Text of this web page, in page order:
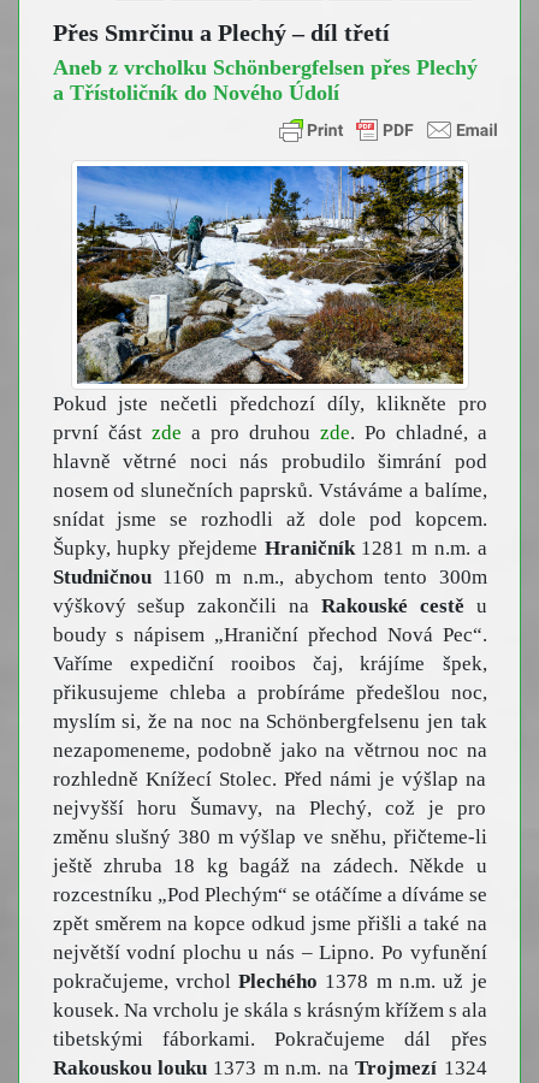
Přes Smrčinu a Plechý – díl třetí
Aneb z vrcholku Schönbergfelsen přes Plechý
a Třístoličník do Nového Údolí
Pokud jste nečetli předchozí díly, klikněte pro
první část zde a pro druhou zde. Po chladné, a
hlavně větrné noci nás probudilo šimrání pod
nosem od slunečních paprsků. Vstáváme a balíme,
snídat jsme se rozhodli až dole pod kopcem.
Šupky, hupky přejdeme Hraničník1281 m n.m. a
Studničnou1160 m n.m., abychom tento 300m
výškový sešup zakončili na Rakouské cestě u
boudy s nápisem „Hraniční přechod Nová Pec“.
Vaříme expediční rooibos čaj, krájíme špek,
přikusujeme chleba a probíráme předešlou noc,
myslím si, že na noc na Schönbergfelsenu jen tak
nezapomeneme, podobně jako na větrnou noc na
rozhledně Knížecí Stolec. Před námi je výšlap na
nejvyšší horu Šumavy, na Plechý, což je pro
změnu slušný 380 m výšlap ve sněhu, přičteme-li
ještě zhruba 18 kg bagáž na zádech. Někde u
rozcestníku „Pod Plechým“ se otáčíme a díváme se
zpět směrem na kopce odkud jsme přišli a také na
největší vodní plochu u nás – Lipno. Po vyfunění
pokračujeme, vrcholPlechého 1378 m n.m. už je
kousek. Na vrcholu je skála s krásným křížem s ala
tibetskými fáborkami. Pokračujeme dál přes
Rakouskou louku1373 m n.m. naTrojmezí 1324